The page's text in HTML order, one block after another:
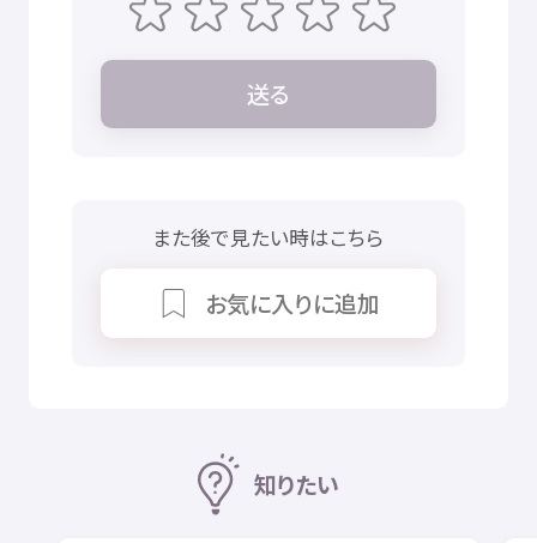
送る
また後で見たい時はこちら
お気に入りに追加
知りたい